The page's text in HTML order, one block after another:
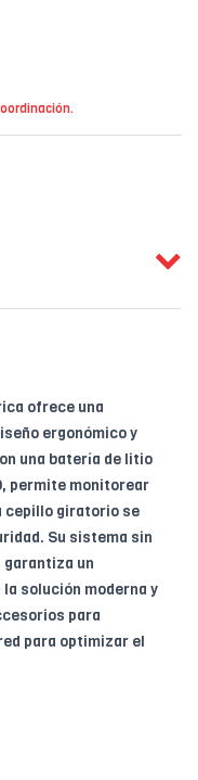
ofrece una
ergonómico y
una batería de litio
permite monitorear
cepillo giratorio se
Su sistema sin
un
solución moderna y
para
para optimizar el